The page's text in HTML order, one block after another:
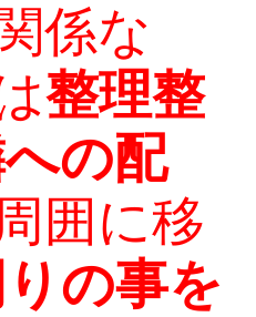
係な
整理整
の配
囲に移
の事を